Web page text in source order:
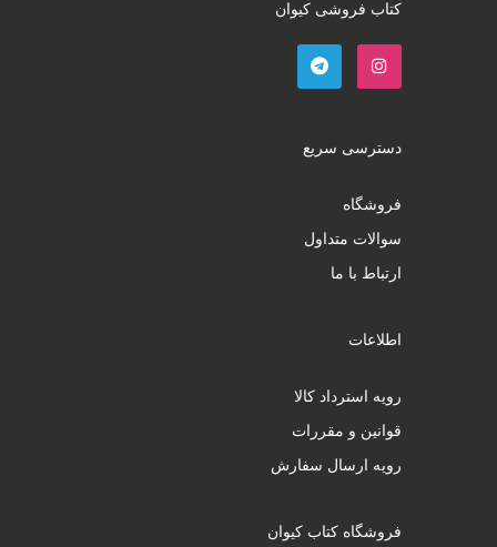
کتاب فروشی کیوان
دسترسی سریع
فروشگاه
سوالات متداول
ارتباط با ما
اطلاعات
رویه استرداد کالا
قوانین و مقررات
رویه ارسال سفارش
فروشگاه کتاب کیوان